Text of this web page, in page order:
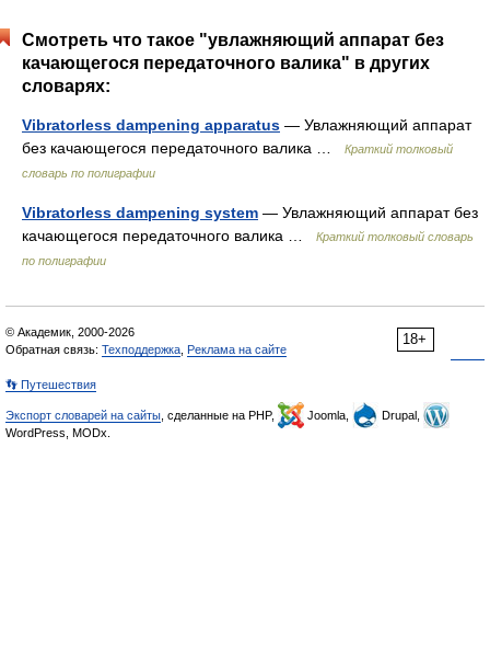
Смотреть что такое "увлажняющий аппарат без
качающегося передаточного валика" в других
словарях:
Vibratorless dampening apparatus — Увлажняющий аппарат
без качающегося передаточного валика …
Краткий толковый
словарь по полиграфии
Vibratorless dampening system — Увлажняющий аппарат без
качающегося передаточного валика …
Краткий толковый словарь
по полиграфии
18+
© Академик, 2000-2026
Обратная связь: Техподдержка Реклама на сайте
👣 Путешествия
Экспорт словарей на сайты , сделанные на PHP, Joomla,
Drupal,
WordPress, MODx.